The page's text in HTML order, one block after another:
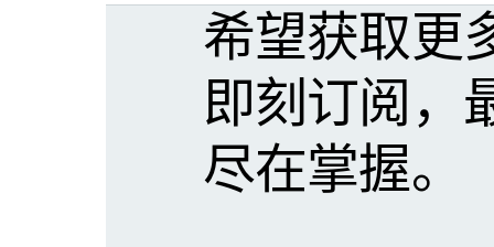
希望获取更
即刻订阅，
尽在掌握。